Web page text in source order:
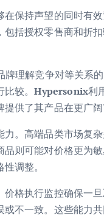
在保持声望的同时有
括授权零售商和折
牌理解竞争对等关系
比较。Hypersonix利
供了其产品在更广阔
。高端品类市场复
品则可能对价格更为
调整。
格执行监控确保一
不一致。这些能力